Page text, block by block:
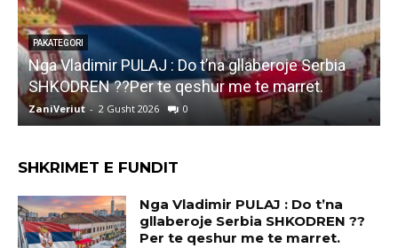
PAKATEGORI
Marjana KOÇEKU: Kullen ne DUKAGJIN e kam pa
leje,psene gjeje Ti qe ke vite Deputet aq sa vet
kam jete..
ZaniVeriut 1 Gusht 2026
SHKRIMET E FUNDIT
Nga Vladimir PULAJ : Do t’na
gllaberoje Serbia SHKODREN ??
Per te qeshur me te marret.